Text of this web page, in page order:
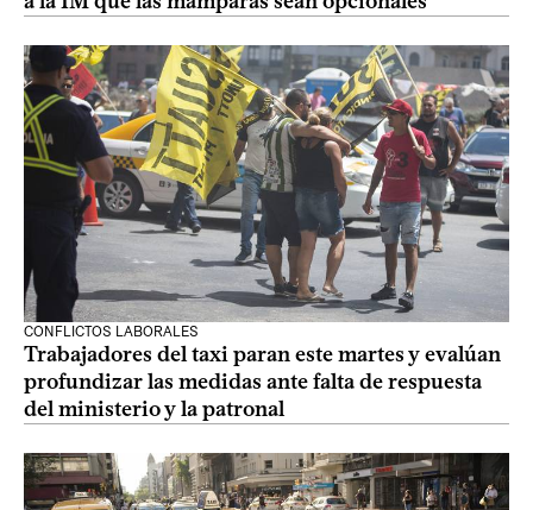
CONFLICTOS LABORALES
Trabajadores del taxi paran este martes y evalúan
profundizar las medidas ante falta de respuesta
del ministerio y la patronal